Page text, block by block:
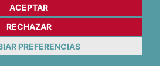
ACEPTAR
RECHAZAR
PREFERENCIAS